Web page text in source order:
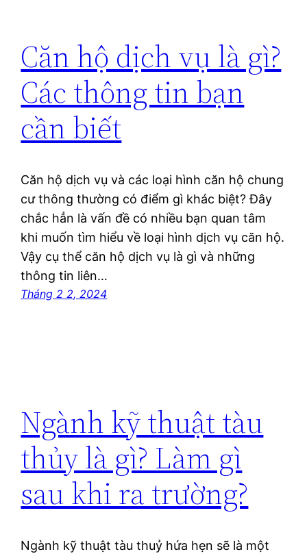
Căn hộ dịch vụ là gì?
Các thông tin bạn
cần biết
Căn hộ dịch vụ và các loại hình căn hộ chung
cư thông thường có điểm gì khác biệt? Đây
chắc hẳn là vấn đề có nhiều bạn quan tâm
khi muốn tìm hiểu về loại hình dịch vụ căn hộ.
Vậy cụ thể căn hộ dịch vụ là gì và những
thông tin liên…
Tháng 2 2, 2024
Ngành kỹ thuật tàu
thủy là gì? Làm gì
sau khi ra trường?
Ngành kỹ thuật tàu thuỷ hứa hẹn sẽ là một